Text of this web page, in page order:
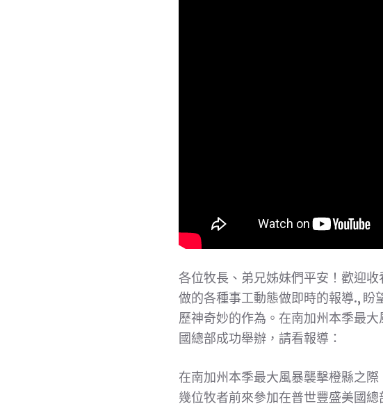
各位牧長、弟兄姊妹們平安！歡迎
做的各種事工動態做即時的報導., 盼
歷神奇妙的作為。在南加州本季最
國總部成功舉辦，請看報導：
在南加州本季最大風暴襲擊橙縣之
幾位牧者前來參加在普世豐盛美國